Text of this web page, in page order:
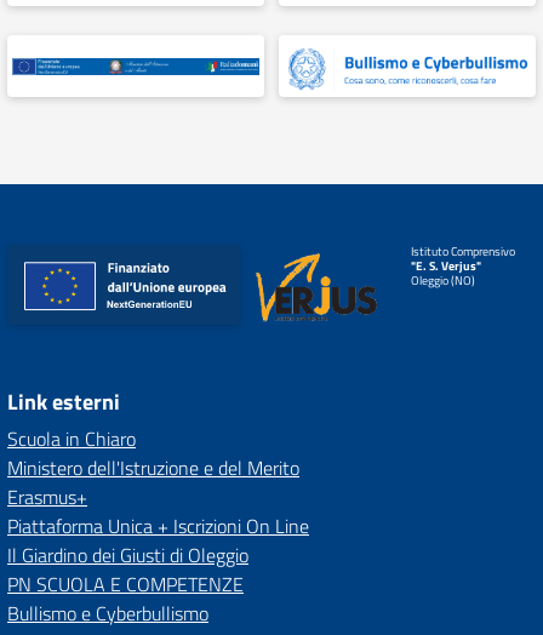
Istituto Comprensivo
"E. S. Verjus"
Oleggio (NO)
Link esterni
Scuola in Chiaro
Ministero dell'Istruzione e del Merito
Erasmus+
Piattaforma Unica + Iscrizioni On Line
Il Giardino dei Giusti di Oleggio
PN SCUOLA E COMPETENZE
Bullismo e Cyberbullismo